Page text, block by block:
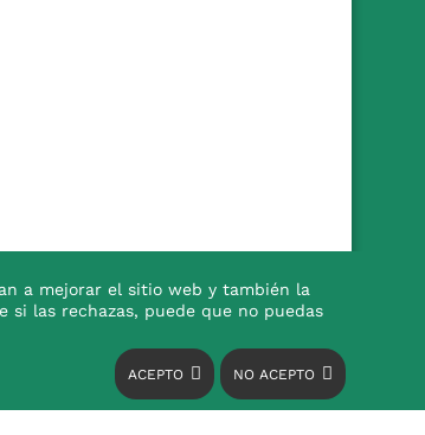
a mejorar el sitio web y también la
si las rechazas, puede que no puedas
ACEPTO NO ACEPTO